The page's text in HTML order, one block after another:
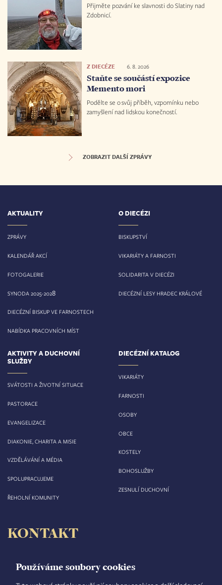
Používáme soubory cookies
Přijměte pozvání ke slavnosti do Slatiny nad
Zdobnicí.
Z DIECÉZE 6. 8. 2026
Staňte se součástí expozice
Memento mori
Podělte se o svůj příběh, vzpomínku nebo
zamyšlení nad lidskou konečností.
ZOBRAZIT DALŠÍ ZPRÁVY
AKTUALITY
ZPRÁVY
KALENDÁŘ AKCÍ
FOTOGALERIE
SYNODA 2025-2028
DIECÉZNÍ BISKUP VE FARNOSTECH
NABÍDKA PRACOVNÍCH MÍST
O DIECÉZI
BISKUPSTVÍ
VIKARIÁTY A FARNOSTI
SOLIDARITA V DIECÉZI
DIECÉZNÍ LESY HRADEC KRÁLOVÉ
AKTIVITY A DUCHOVNÍ
SLUŽBY
SVÁTOSTI A ŽIVOTNÍ SITUACE
PASTORACE
EVANGELIZACE
DIAKONIE, CHARITA A MISIE
VZDĚLÁVÁNÍ A MÉDIA
SPOLUPRACUJEME
ŘEHOLNÍ KOMUNITY
DIECÉZNÍ KATALOG
VIKARIÁTY
FARNOSTI
OSOBY
OBCE
KOSTELY
BOHOSLUŽBY
ZESNULÍ DUCHOVNÍ
KONTAKT
Velké náměstí 35/44
500 03 Hradec Králové
tel.: +420 495 063 611